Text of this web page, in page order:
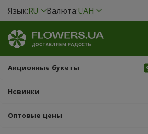
Язык:RU Валюта:UAH
Акционные букеты
Новинки
Оптовые цены